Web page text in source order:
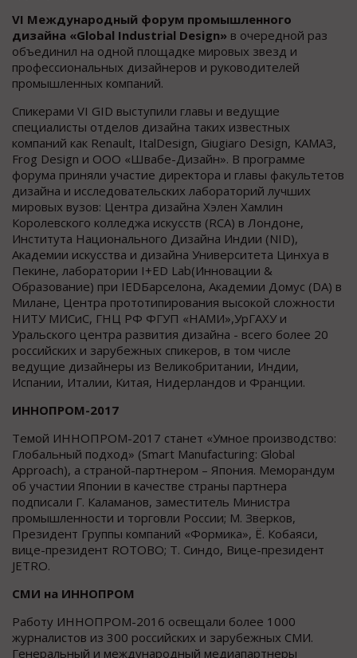
VI Международный форум промышленного
дизайна «Global Industrial Design» в очередной раз
объединил на одной площадке мировых звезд и
профессиональных дизайнеров и руководителей
промышленных компаний.
Спикерами VI GID выступили главы и ведущие
специалисты отделов дизайна таких известных
компаний как Renault, ItalDesign, Giugiaro Design, КАМАЗ,
Frog Design и ООО «Швабе-Дизайн». В программе
форума приняли участие директора и главы факультетов
дизайна и исследовательских лабораторий лучших
мировых вузов: Центра дизайна Хэлен Хамлин
Королевского колледжа искусств (RCA) в Лондоне,
Института Национального Дизайна Индии (NID),
Академии искусства и дизайна Университета Цинхуа в
Пекине, лаборатории I+ED Lab(Инновации &
Образование) при IEDБарселона, Академии Домус (DA) в
Милане, Центра прототипирования высокой сложности
НИТУ МИСиС, ГНЦ РФ ФГУП «НАМИ»,УрГАХУ и
Уральского центра развития дизайна - всего более 20
российских и зарубежных спикеров, в том числе
ведущие дизайнеры из Великобритании, Индии,
Испании, Италии, Китая, Нидерландов и Франции.
ИННОПРОМ-2017
Темой ИННОПРОМ-2017 станет «Умное производство:
Глобальный подход» (Smart Manufacturing: Global
Approach), а страной-партнером – Япония. Меморандум
об участии Японии в качестве страны партнера
подписали Г. Каламанов, заместитель Министра
промышленности и торговли России; М. Зверков,
Президент Группы компаний «Формика», Ё. Кобаяси,
вице-президент ROTOBO; Т. Синдо, Вице-президент
JETRO.
СМИ на ИННОПРОМ
Работу ИННОПРОМ-2016 освещали более 1000
журналистов из 300 российских и зарубежных СМИ.
Генеральный и международный медиапартнеры